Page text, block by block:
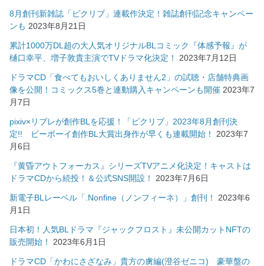
8月創刊新雑誌「ピクリブ」連載作決定！雑誌創刊記念キャンペー
ンも 2023年8月21日
累計1000万DL超の大人気オリジナルBLコミック『体感予報』が
樋口幸平、増子敦貴主演でTVドラマ化決定！
2023年7月12日
ドラマCD「食べてもおいしくありません2」の試聴・店舗特典画
像を公開！コミックス5巻と連動購入キャンペーンも開催 2023年7
月7日
pixiv×リブレが創作BLを応援！「ピクリブ」2023年8月創刊決
定!! ビーボーイ創作BL大賞出身作が早くも連載開始！
2023年7
月6日
『黄昏アウトフォーカス』シリーズTVアニメ化決定！キャストは
ドラマCDから続投！＆公式SNS開設！
2023年7月6日
新電子BLレーベル「.Nonfine（ノンフィーネ）」創刊！
2023年6
月1日
日本初！人気BLドラマ『ジャックフロスト』未公開カットNFTの
販売開始！
2023年6月1日
ドラマCD「かわにさざなみ」貴方の虜編(澄谷ゼニコ) 豪華盤の